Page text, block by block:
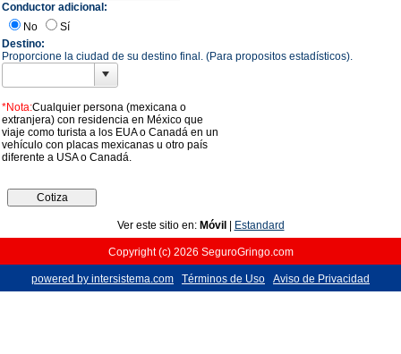
Conductor adicional:
No
Sí
Destino:
Proporcione la ciudad de su destino final. (Para propositos estadísticos).
*Nota:Cualquier persona (mexicana o
extranjera) con residencia en México que
viaje como turista a los EUA o Canadá en un
vehículo con placas mexicanas u otro país
diferente a USA o Canadá.
Ver este sitio en: Móvil Estandard
Copyright (c) 2026 SeguroGringo.com
powered by intersistema.com Términos de Uso Aviso de Privacidad